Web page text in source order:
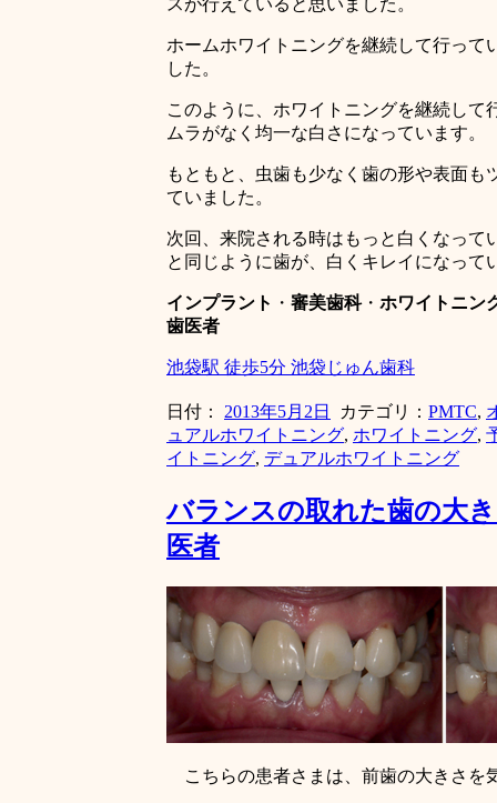
スが行えていると思いました。
ホームホワイトニングを継続して行っ
した。
このように、ホワイトニングを継続し
ムラがなく均一な白さになっています。
もともと、虫歯も少なく歯の形や表面
ていました。
次回、来院される時はもっと白くなっ
と同じように歯が、白くキレイになって
インプラント ・ 審美歯科・ ホワイトニン
歯医者
池袋駅 徒歩5分 池袋じゅん歯科
日付： 2013年5月2日 カテゴリ： PMTC,
ュアルホワイトニング, ホワイトニング,
イトニング, デュアルホワイトニング
バランスの取れた歯の
医者
こちらの患者さまは、前歯の大きさを